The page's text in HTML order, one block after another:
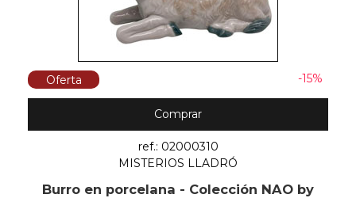
Oferta -15%
Comprar
ref.: 02000310
MISTERIOS LLADRÓ
Burro en porcelana - Colección NAO by